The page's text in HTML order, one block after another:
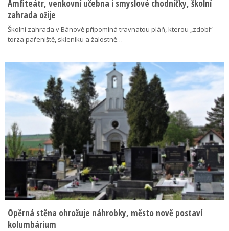
Amfiteátr, venkovní učebna i smyslové chodníčky, školní
zahrada ožije
Školní zahrada v Bánově připomíná travnatou pláň, kterou „zdobí“
torza pařeniště, skleníku a žalostně…
Opěrná stěna ohrožuje náhrobky, město nově postaví
kolumbárium